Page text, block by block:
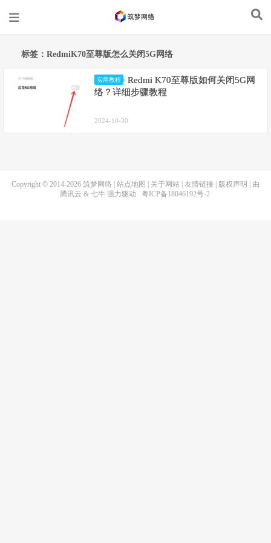
标签：RedmiK70至尊版怎么关闭5G网络
实用教程
Redmi K70至尊版如何关闭5G网
络？详细步骤教程
2024-10-30
Copyright © 2014-2026 筑梦网络 站点地图 关于网站 友情链接 版权声明
| 由
腾讯云 & 七牛强力驱动 粤ICP备18046192号-2